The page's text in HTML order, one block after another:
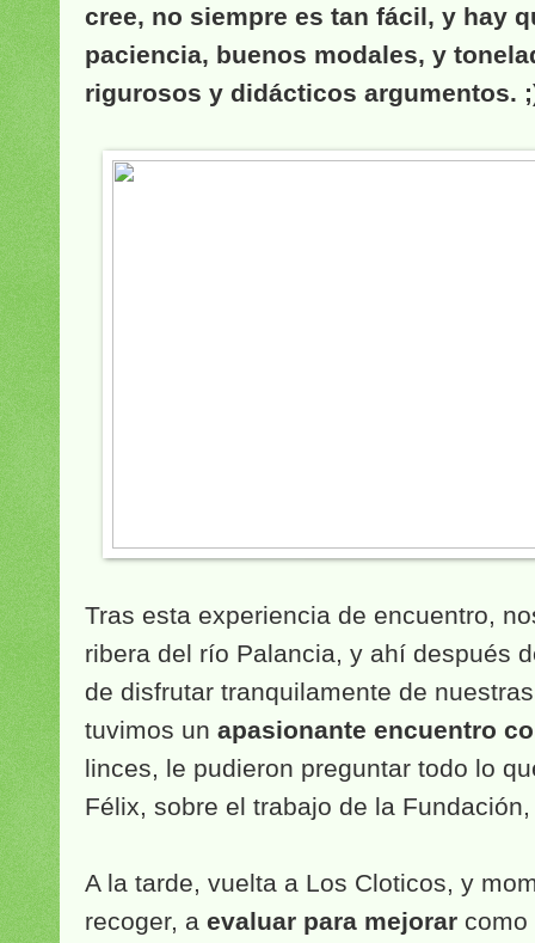
cree, no siempre es tan fácil, y hay
paciencia, buenos modales, y
rigurosos y didácticos argumentos.
Tras esta experiencia de encuentro,
ribera del río Palancia, y ahí después
de disfrutar tranquilamente de
tuvimos un apasionante encuentro
linces, le pudieron preguntar todo lo
Félix, sobre el trabajo de la
A la tarde, vuelta a Los Cloticos, y
recoger, a evaluar para mejorar como